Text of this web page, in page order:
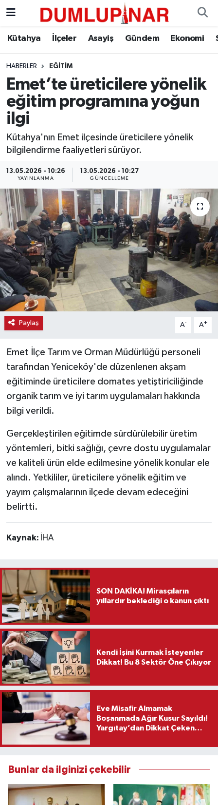
Kütahya İlçeler Asayiş Gündem Ekonomi
HABERLER EĞITIM
Emet’te üreticilere yönelik
eğitim programına yoğun
ilgi
Kütahya'nın Emet ilçesinde üreticilere yönelik
bilgilendirme faaliyetleri sürüyor.
13.05.2026 - 10:26
YAYINLANMA
13.05.2026 - 10:27
GÜNCELLEME
Paylaş A- A+
Emet İlçe Tarım ve Orman Müdürlüğü personeli
tarafından Yeniceköy'de düzenlenen akşam
eğitiminde üreticilere domates yetiştiriciliğinde
organik tarım ve iyi tarım uygulamaları hakkında
bilgi verildi.
Gerçekleştirilen eğitimde sürdürülebilir üretim
yöntemleri, bitki sağlığı, çevre dostu uygulamalar
ve kaliteli ürün elde edilmesine yönelik konular ele
alındı. Yetkililer, üreticilere yönelik eğitim ve
yayım çalışmalarının ilçede devam edeceğini
belirtti.
Kaynak: İHA
SON DAKİKA! Mirasçıların
yıllardır beklediği o kanun çıktı
Kendi İşini Kurmak İsteyenler
Dikkat! Bu 8 Sektör Öne Çıkıyor
Eve Misafir Almamak
Boşanmada Ağır Kusur Sayıldı!
Yargıtay’dan Dikkat Çeken
Bunlar da ilginizi çekebilir
Asayiş
Diğer
Dünya
Eğitim
Ekonomi
Gündem
Haber
Haber İlanlar
Kültür-Sanat
Magazin
Seri İlan
Siyaset
Spor
Teknoloji
Vefat Haberleri
Yaşam
Kütahya Hava Durumu
Kütahya Trafik Yoğunluk Haritası
Süper Lig Puan Durumu ve Fikstür
Tüm Manşetler
Son Dakika Haberleri